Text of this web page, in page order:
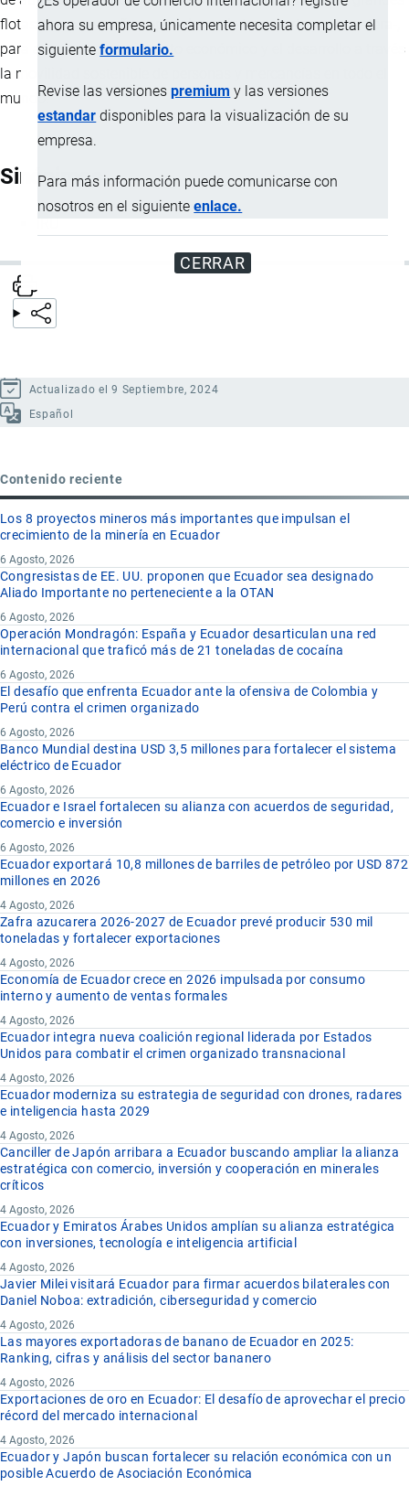
ahora su empresa, únicamente necesita completar el
siguienteformulario.
Revise las versionespremium y las versiones
estandar disponibles para la visualización de su
empresa.
Para más información puede comunicarse con
nosotros en el siguienteenlace.
CERRAR
flotas como pequeños operadores de transporte por carretera-,
para asegurar el crecimiento económico y el desarrollo a través
la movilidad sostenible de personas y mercancías en todo el
mundo.
Sinónimos
Actualizado el 9 Septiembre, 2024
Español
Contenido reciente
Los 8 proyectos mineros más importantes que impulsan el
crecimiento de la minería en Ecuador
6 Agosto, 2026
Congresistas de EE. UU. proponen que Ecuador sea designado
Aliado Importante no perteneciente a la OTAN
6 Agosto, 2026
Operación Mondragón: España y Ecuador desarticulan una red
internacional que traficó más de 21 toneladas de cocaína
6 Agosto, 2026
El desafío que enfrenta Ecuador ante la ofensiva de Colombia y
Perú contra el crimen organizado
6 Agosto, 2026
Banco Mundial destina USD 3,5 millones para fortalecer el sistema
eléctrico de Ecuador
6 Agosto, 2026
Ecuador e Israel fortalecen su alianza con acuerdos de seguridad,
comercio e inversión
6 Agosto, 2026
Ecuador exportará 10,8 millones de barriles de petróleo por USD 872
millones en 2026
4 Agosto, 2026
Zafra azucarera 2026-2027 de Ecuador prevé producir 530 mil
toneladas y fortalecer exportaciones
4 Agosto, 2026
Economía de Ecuador crece en 2026 impulsada por consumo
interno y aumento de ventas formales
4 Agosto, 2026
Ecuador integra nueva coalición regional liderada por Estados
Unidos para combatir el crimen organizado transnacional
4 Agosto, 2026
Ecuador moderniza su estrategia de seguridad con drones, radares
e inteligencia hasta 2029
4 Agosto, 2026
Canciller de Japón arribara a Ecuador buscando ampliar la alianza
estratégica con comercio, inversión y cooperación en minerales
críticos
4 Agosto, 2026
Ecuador y Emiratos Árabes Unidos amplían su alianza estratégica
con inversiones, tecnología e inteligencia artificial
4 Agosto, 2026
Javier Milei visitará Ecuador para firmar acuerdos bilaterales con
Daniel Noboa: extradición, ciberseguridad y comercio
4 Agosto, 2026
Las mayores exportadoras de banano de Ecuador en 2025:
Ranking, cifras y análisis del sector bananero
4 Agosto, 2026
Exportaciones de oro en Ecuador: El desafío de aprovechar el precio
récord del mercado internacional
4 Agosto, 2026
Ecuador y Japón buscan fortalecer su relación económica con un
posible Acuerdo de Asociación Económica